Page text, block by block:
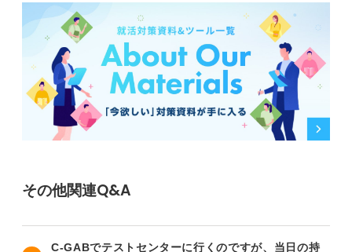
その他関連Q&A
C-GABでテストセンターに行くのですが、当日の持